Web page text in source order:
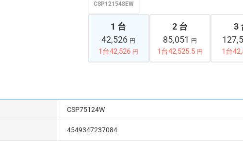
CSP12154SEW
1 台
42,526 円
1台42,526 円
2 台
85,051
円
1台42,525.5 円
3
1台
CSP75124W
4549347237084